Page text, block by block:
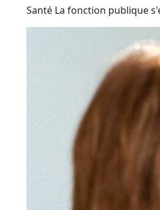
Santé La fonction publique